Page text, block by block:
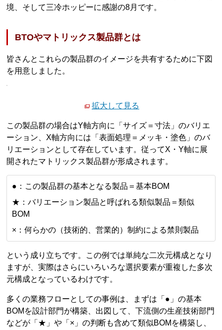
境、そして三冷ホッピーに感謝の8月です。
BTOやマトリックス製品群とは
皆さんとこれらの製品群のイメージを共有するために下図
を用意しました。
拡大して見る
この製品群の場合はY軸方向に「サイズ＝寸法」のバリエ
ーション、X軸方向には「表面処理＝メッキ・塗色」のバ
リエーションとして存在しています。従ってX・Y軸に展
開されたマトリックス製品群が形成されます。
●：この製品群の基本となる製品＝基本BOM
★：バリエーション製品と呼ばれる類似製品＝類似
BOM
×：何らかの（技術的、営業的）制約による禁則製品
という成り立ちです。この例では単純な二次元構成となり
ますが、実際はさらにいろいろな選択要素が重複した多次
元構成となっているわけです。
多くの業務フローとしての事例は、まずは「●」の基本
BOMを設計部門が構築、出図して、下流側の生産技術部門
などが「★」や「×」の判断も含めて類似BOMを構築し、